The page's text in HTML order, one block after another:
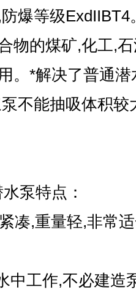
爆等级
物的煤矿,化工,
。*解决了普通
不能抽吸体积
泵特点：
凑,重量轻,非常
中工作,不必建造